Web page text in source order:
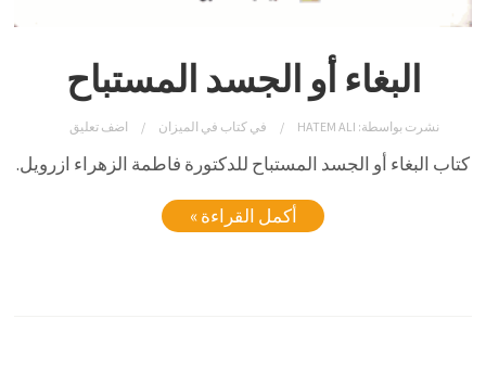
البغاء أو الجسد المستباح
نشرت بواسطة: HATEM ALI فيكتاب في الميزان اضف تعليق
كتاب البغاء أو الجسد المستباح للدكتورة فاطمة الزهراء ازرويل.
أكمل القراءة »